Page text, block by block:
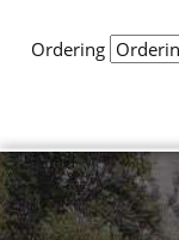
Ordering